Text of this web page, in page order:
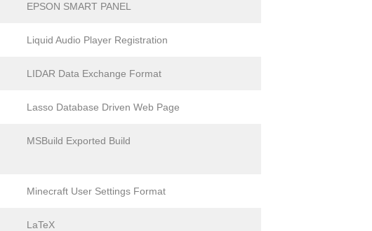
EPSON SMART PANEL
Liquid Audio Player Registration
LIDAR Data Exchange Format
Lasso Database Driven Web Page
MSBuild Exported Build
Minecraft User Settings Format
LaTeX